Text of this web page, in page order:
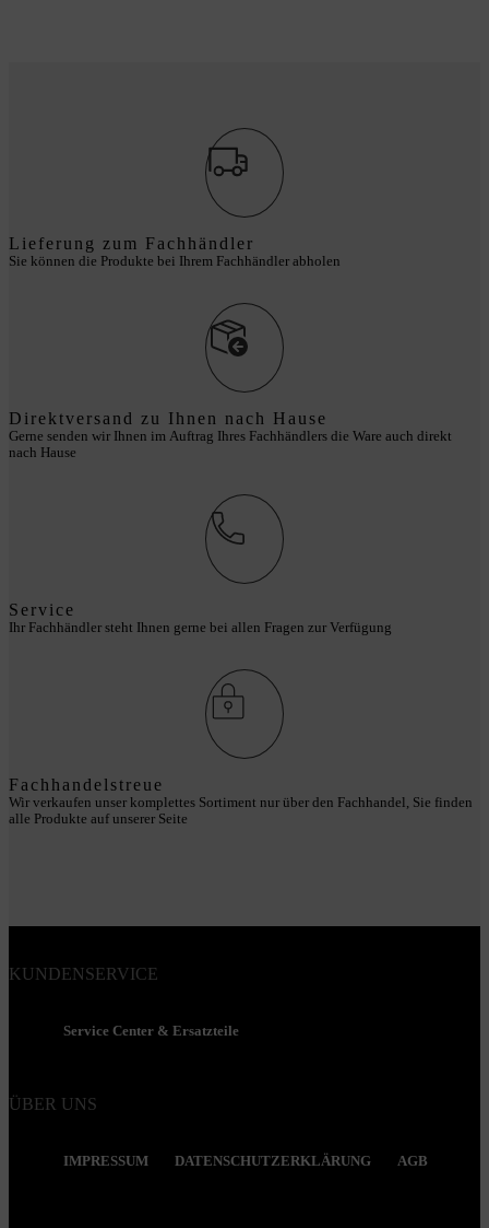
Lieferung zum Fachhändler
Sie können die Produkte bei Ihrem Fachhändler abholen
Direktversand zu Ihnen nach Hause
Gerne senden wir Ihnen im Auftrag Ihres Fachhändlers die Ware auch direkt
nach Hause
Service
Ihr Fachhändler steht Ihnen gerne bei allen Fragen zur Verfügung
Fachhandelstreue
Wir verkaufen unser komplettes Sortiment nur über den Fachhandel, Sie finden
alle Produkte auf unserer Seite
KUNDENSERVICE
Service Center & Ersatzteile
ÜBER UNS
IMPRESSUM DATENSCHUTZERKLÄRUNG AGB